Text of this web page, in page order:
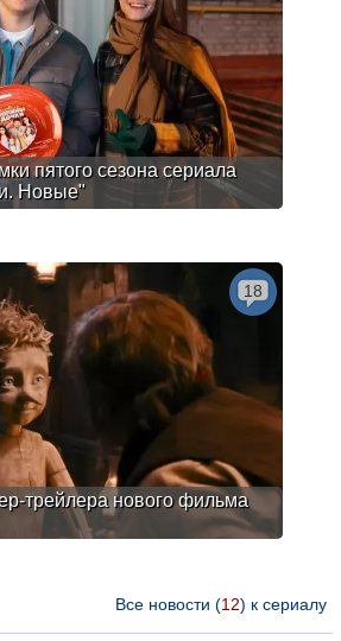
пятого сезона сериала
Новые"
трейлера нового фильма
18
Все новости (12) к сериалу